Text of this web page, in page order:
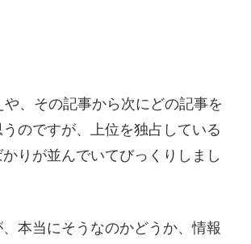
、その記事から次にどの記事を
のですが、上位を独占している
りが並んでいてびっくりしまし
本当にそうなのかどうか、情報